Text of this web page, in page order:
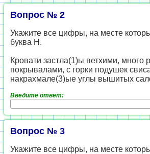
Вопрос № 2
Укажите все цифры, на месте
буква Н.
Кровати застла(1)ы ветхими, много
покрывалами, с горки подушек
накрахмале(3)ые углы вышитых
Введите ответ:
Вопрос № 3
Укажите все цифры, на месте